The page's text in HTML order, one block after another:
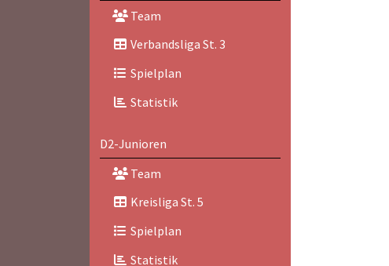
Team
Verbandsliga St. 3
Spielplan
Statistik
D2-Junioren
Team
Kreisliga St. 5
Spielplan
Statistik